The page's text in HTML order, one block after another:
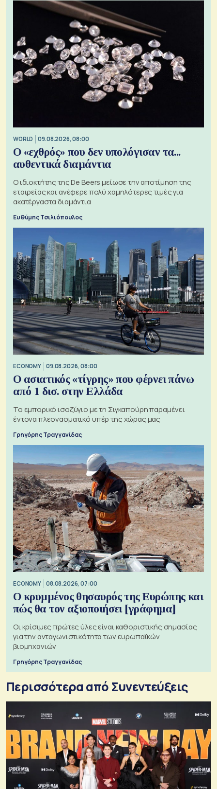
WORLD 09.08.2026, 08:00
Ο «εχθρός» που δεν υπολόγισαν τα...
αυθεντικά διαμάντια
Ο ιδιοκτήτης της De Beers μείωσε την αποτίμηση της
εταιρείας και ανέφερε πολύ χαμηλότερες τιμές για
ακατέργαστα διαμάντια
Ευθύμης Τσιλιόπουλος
ECONOMY 09.08.2026, 08:00
Ο ασιατικός «τίγρης» που φέρνει πάνω
από 1 δισ. στην Ελλάδα
Το εμπορικό ισοζύγιο με τη Σιγκαπούρη παραμένει
έντονα πλεονασματικό υπέρ της χώρας μας
Γρηγόρης Τραγγανίδας
ECONOMY 08.08.2026, 07:00
Ο κρυμμένος θησαυρός της Ευρώπης και
πώς θα τον αξιοποιήσει [γράφημα]
Οι κρίσιμες πρώτες ύλες είναι καθοριστικής σημασίας
για την ανταγωνιστικότητα των ευρωπαϊκών
βιομηχανιών
Γρηγόρης Τραγγανίδας
Περισσότερα από Συνεντεύξεις